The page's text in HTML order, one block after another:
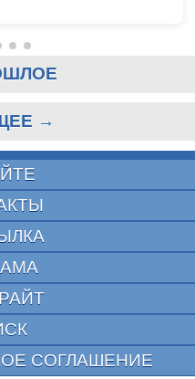
→
СОГЛАШЕНИЕ